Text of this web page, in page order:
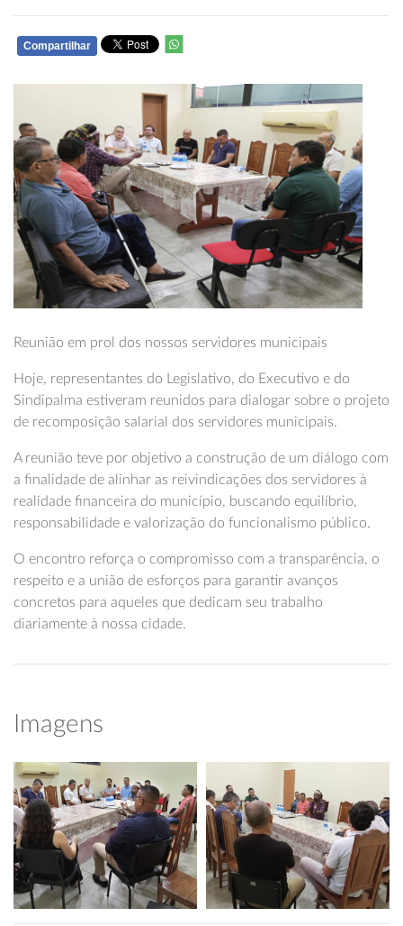
Compartilhar
Reunião em prol dos nossos servidores municipais
Hoje, representantes do Legislativo, do Executivo e do
Sindipalma estiveram reunidos para dialogar sobre o projeto
de recomposição salarial dos servidores municipais.
A reunião teve por objetivo a construção de um diálogo com
a finalidade de alinhar as reivindicações dos servidores à
realidade financeira do município, buscando equilíbrio,
responsabilidade e valorização do funcionalismo público.
O encontro reforça o compromisso com a transparência, o
respeito e a união de esforços para garantir avanços
concretos para aqueles que dedicam seu trabalho
diariamente à nossa cidade.
Imagens